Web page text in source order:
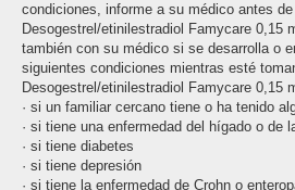
condiciones, informe a su médico antes
Desogestrel/etinilestradiol Famycare 0,15
también con su médico si se desarrolla o
siguientes condiciones mientras esté
Desogestrel/etinilestradiol Famycare 0,15
· si un familiar cercano tiene o ha tenido
· si tiene una enfermedad del hígado o de
· si tiene diabetes
· si tiene depresión
· si tiene la enfermedad de Crohn o